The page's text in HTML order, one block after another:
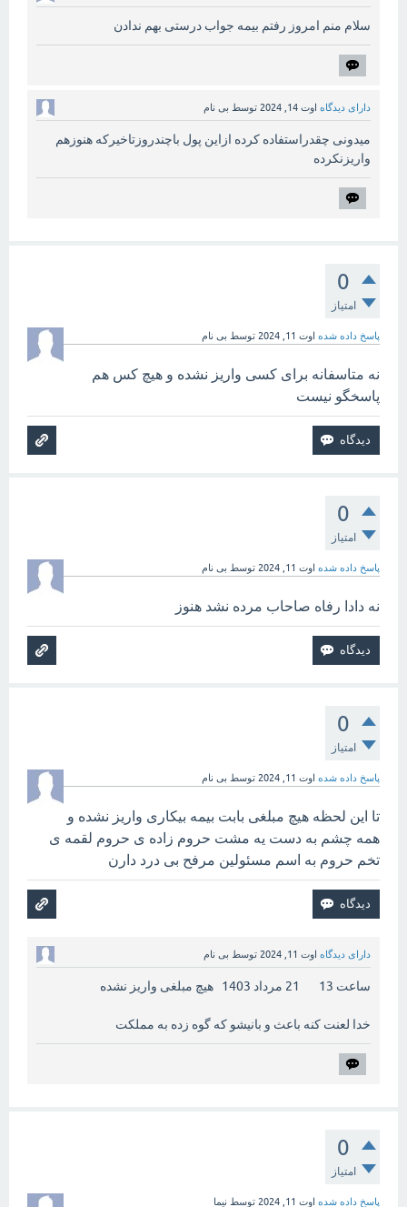
سلام منم امروز رفتم بیمه جواب درستی بهم ندادن
دارای دیدگاه اوت 14, 2024 توسط بی نام
میدونی چقدراستفاده کرده ازاین پول باچندروزتاخیرکه هنوزهم
واریزنکرده
0
امتیاز
پاسخ داده شده اوت 11, 2024 توسط بی نام
نه متاسفانه برای کسی واریز نشده و هیچ کس هم
پاسخگو ‌نیست
0
امتیاز
پاسخ داده شده اوت 11, 2024 توسط بی نام
نه دادا رفاه صاحاب مرده نشد هنوز
0
امتیاز
پاسخ داده شده اوت 11, 2024 توسط بی نام
تا این لحظه هیچ مبلغی بابت بیمه بیکاری واریز نشده و
همه چشم به دست یه مشت حروم زاده ی حروم لقمه ی
تخم حروم به اسم مسئولین مرفح بی درد دارن
دارای دیدگاه اوت 11, 2024 توسط بی نام
ساعت 13 21 مرداد 1403 هیچ مبلغی واریز نشده
خدا لعنت کنه باعث و بانیشو که گوه زده به مملکت
0
امتیاز
پاسخ داده شده اوت 11, 2024 توسط نیما